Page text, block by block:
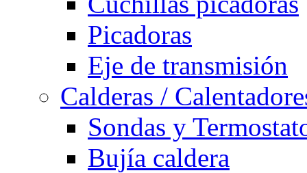
Picadoras
Eje de transmisión
Calderas /
Sondas y
Bujía caldera